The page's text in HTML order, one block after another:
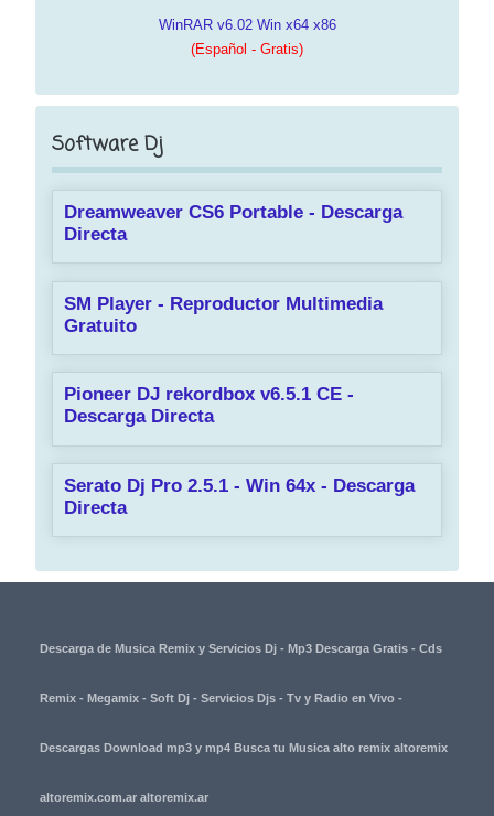
WinRAR v6.02 Win x64 x86
(Español - Gratis)
Software Dj
Dreamweaver CS6 Portable - Descarga
Directa
SM Player - Reproductor Multimedia
Gratuito
Pioneer DJ rekordbox v6.5.1 CE -
Descarga Directa
Serato Dj Pro 2.5.1 - Win 64x - Descarga
Directa
Descarga de Musica Remix y Servicios Dj - Mp3 Descarga Gratis - Cds
Remix - Megamix - Soft Dj - Servicios Djs - Tv y Radio en Vivo -
Descargas Download mp3 y mp4 Busca tu Musica alto remix altoremix
altoremix.com.ar altoremix.ar